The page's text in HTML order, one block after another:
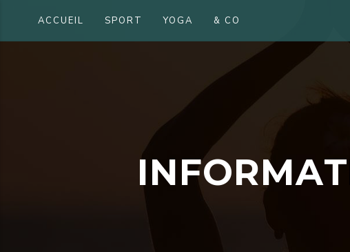
ACCUEIL SPORT YOGA & CO
INFORMAT